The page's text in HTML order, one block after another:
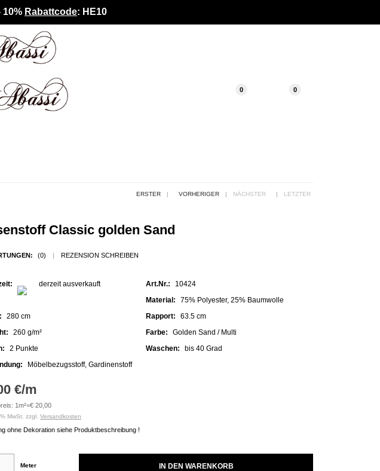
10% Rabattcode: HE10
0 0
ERSTER | VORHERIGER | NÄCHSTER | LETZTER
Classic golden Sand
(0) | REZENSION SCHREIBEN
derzeit ausverkauft Art.Nr.:
10424
Material:
75% Polyester, 25% Baumwolle
280 cm Rapport:
63.5 cm
260 g/m² Farbe:
Golden Sand / Multi
2 Punkte Waschen:
bis 40 Grad
Möbelbezugsstoff, Gardinenstoff
€/m
1m²=€ 20,00
MwSt. zzgl. Versandkosten
ohne Dekoration siehe Produktbeschreibung !
Meter IN DEN WARENKORB